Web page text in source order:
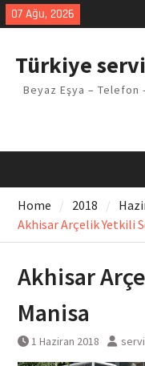
Skip
to
07 Ağu, 2026
Türkiye
Beyaz Eşya –
Home 2018
Akhisar Arçelik Yetkili
Akhisar
Manisa
1 Haziran 2018